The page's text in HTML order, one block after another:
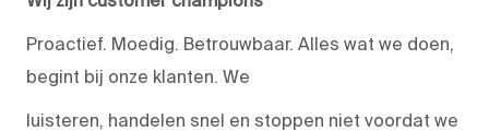
Proactief. Moedig. Betrouwbaar. Alles wat we doen,
begint bij onze klanten. We
luisteren, handelen snel en stoppen niet voordat we